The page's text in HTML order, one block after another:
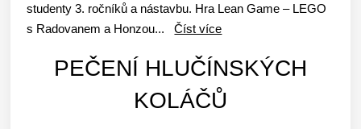
studenty 3. ročníků a nástavbu. Hra Lean Game – LEGO
s Radovanem a Honzou...Číst více
PEČENÍ HLUČÍNSKÝCH
KOLÁČŮ